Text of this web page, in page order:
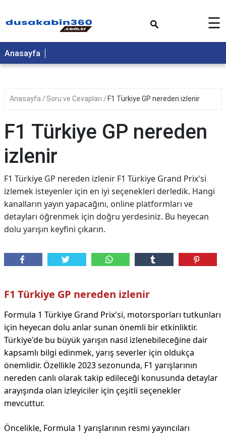
☰
Anasayfa
Anasayfa Soru ve Cevapları F1 Türkiye GP nereden izlenir
F1 Türkiye GP nereden
izlenir
F1 Türkiye GP nereden izlenir F1 Türkiye Grand Prix'si
izlemek isteyenler için en iyi seçenekleri derledik. Hangi
kanalların yayın yapacağını, online platformları ve
detayları öğrenmek için doğru yerdesiniz. Bu heyecan
dolu yarışın keyfini çıkarın.
F1 Türkiye GP nereden izlenir
Formula 1 Türkiye Grand Prix'si, motorsporları tutkunları
için heyecan dolu anlar sunan önemli bir etkinliktir.
Türkiye'de bu büyük yarışın nasıl izlenebileceğine dair
kapsamlı bilgi edinmek, yarış severler için oldukça
önemlidir. Özellikle 2023 sezonunda, F1 yarışlarının
nereden canlı olarak takip edileceği konusunda detaylar
arayışında olan izleyiciler için çeşitli seçenekler
mevcuttur.
Öncelikle, Formula 1 yarışlarının resmi yayıncıları